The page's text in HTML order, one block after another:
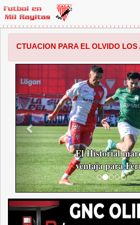
PARA EL OLVIDO LOS ANDES
El Historial
ventaja para
ANTERIOR